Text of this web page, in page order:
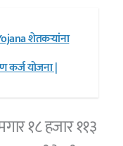
शेतकऱ्यांना
कर्ज योजना |
१८ हजार ११३